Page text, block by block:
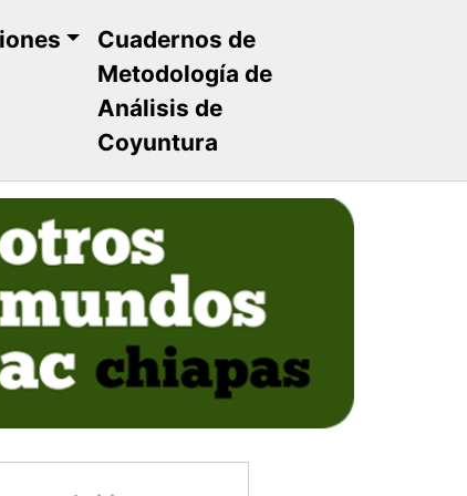
Cuadernos de
Metodología de
Análisis de
Coyuntura